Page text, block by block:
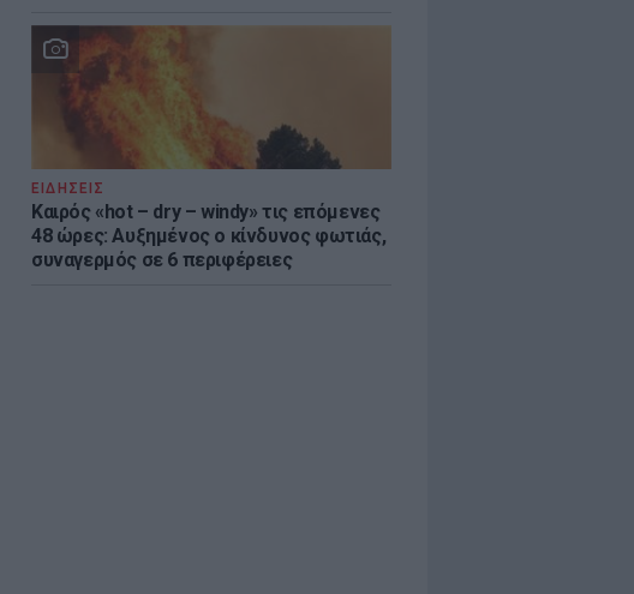
ΕΙΔΗΣΕΙΣ
Καιρός «hot – dry – windy» τις επόμενες
48 ώρες: Αυξημένος ο κίνδυνος φωτιάς,
συναγερμός σε 6 περιφέρειες